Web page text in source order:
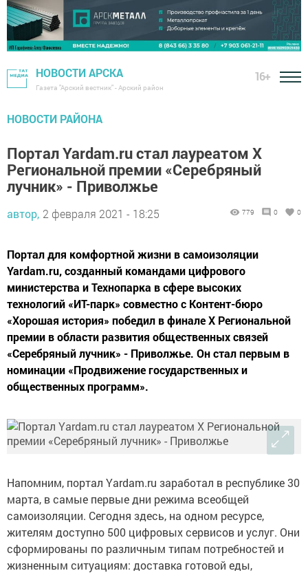
НОВОСТИ АРСКА
Газета "Арский вестник" - Арский район
16+
НОВОСТИ РАЙОНА
Портал Yardam.ru стал лауреатом X
Региональной премии «Серебряный
лучник» - Приволжье
автор, 2 февраля 2021 - 18:25 779 0 0
Портал для комфортной жизни в самоизоляции
Yardam.ru, созданный командами цифрового
министерства и Технопарка в сфере высоких
технологий «ИТ-парк» совместно с Контент-бюро
«Хорошая история» победил в финале X Региональной
премии в области развития общественных связей
«Серебряный лучник» - Приволжье. Он стал первым в
номинации «Продвижение государственных и
общественных программ».
Напомним, портал Yardam.ru заработал в республике 30
марта, в самые первые дни режима всеобщей
самоизоляции. Сегодня здесь, на одном ресурсе,
жителям доступно 500 цифровых сервисов и услуг. Они
сформированы по различным типам потребностей и
жизненным ситуациям: доставка готовой еды,